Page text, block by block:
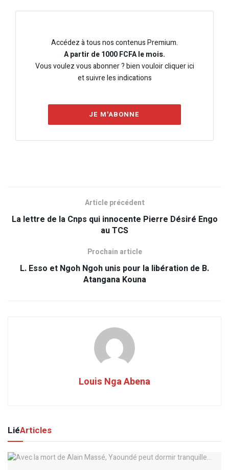
Accédez à tous nos contenus Premium.
A partir de 1000 FCFA le mois.
Vous voulez vous abonner ? bien vouloir cliquer ici
et suivre les indications
JE M'ABONNE
Article précédent
La lettre de la Cnps qui innocente Pierre Désiré Engo
au TCS
Prochain article
L. Esso et Ngoh Ngoh unis pour la libération de B.
Atangana Kouna
Louis Nga Abena
LiéArticles